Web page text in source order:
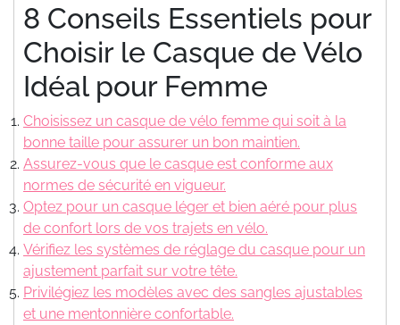
8 Conseils Essentiels pour
Choisir le Casque de Vélo
Idéal pour Femme
Choisissez un casque de vélo femme qui soit à la
bonne taille pour assurer un bon maintien.
Assurez-vous que le casque est conforme aux
normes de sécurité en vigueur.
Optez pour un casque léger et bien aéré pour plus
de confort lors de vos trajets en vélo.
Vérifiez les systèmes de réglage du casque pour un
ajustement parfait sur votre tête.
Privilégiez les modèles avec des sangles ajustables
et une mentonnière confortable.